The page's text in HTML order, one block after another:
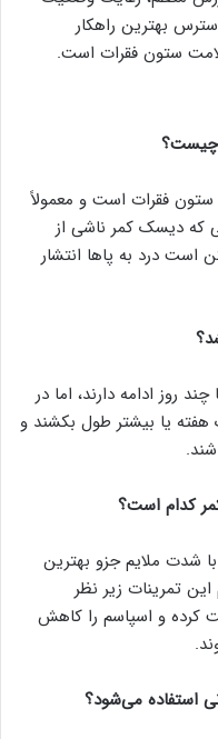
بهترین راهکار
ستون فقرات است.
فقرات است و معمولاً
که دیسک کمر ناشی از
درد به پاها انتشار
روز ادامه دارند، اما در
یا بیشتر طول بکشند و
شدت ملایم جزو بهترین
تمرینات زیر نظر
کرده و اسپاسم را کاهش